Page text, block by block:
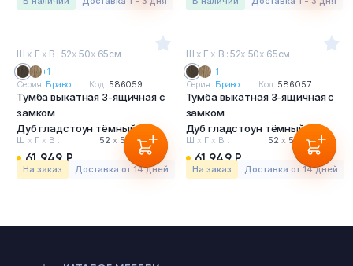
Ш х Г х В : 52х 50х 65см
+1
Серия: Браво... Код: 586059
Тумба выкатная 3-ящичная с
замком
Дуб гладстоун тёмный
Ш х Г х В : 52 х50 х65 см
61 949 Р
На заказ Доставка от 14 дней
Ш х Г х В : 52х 50х 65см
+1
Серия: Браво... Код: 586057
Тумба выкатная 3-ящичная с
замком
Дуб гладстоун тёмный
Ш х Г х В : 52 х 50 х65 см
61 949 Р
На заказ Доставка от 14 дней